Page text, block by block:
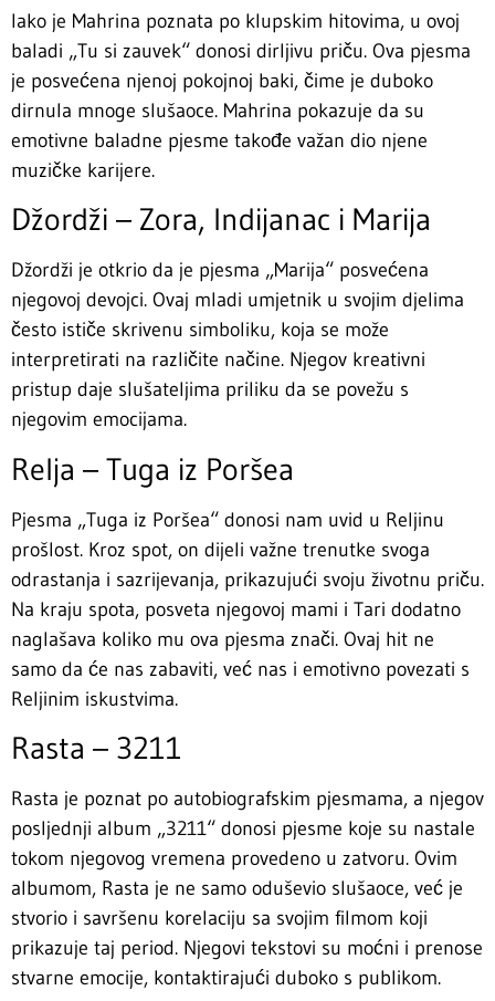
Iako je Mahrina poznata po klupskim hitovima, u ovoj
baladi „Tu si zauvek“ donosi dirljivu priču. Ova pjesma
je posvećena njenoj pokojnoj baki, čime je duboko
dirnula mnoge slušaoce. Mahrina pokazuje da su
emotivne baladne pjesme takođe važan dio njene
muzičke karijere.
Džordži – Zora, Indijanac i Marija
Džordži je otkrio da je pjesma „Marija“ posvećena
njegovoj devojci. Ovaj mladi umjetnik u svojim djelima
često ističe skrivenu simboliku, koja se može
interpretirati na različite načine. Njegov kreativni
pristup daje slušateljima priliku da se povežu s
njegovim emocijama.
Relja – Tuga iz Poršea
Pjesma „Tuga iz Poršea“ donosi nam uvid u Reljinu
prošlost. Kroz spot, on dijeli važne trenutke svoga
odrastanja i sazrijevanja, prikazujući svoju životnu priču.
Na kraju spota, posveta njegovoj mami i Tari dodatno
naglašava koliko mu ova pjesma znači. Ovaj hit ne
samo da će nas zabaviti, već nas i emotivno povezati s
Reljinim iskustvima.
Rasta – 3211
Rasta je poznat po autobiografskim pjesmama, a njegov
posljednji album „3211“ donosi pjesme koje su nastale
tokom njegovog vremena provedeno u zatvoru. Ovim
albumom, Rasta je ne samo oduševio slušaoce, već je
stvorio i savršenu korelaciju sa svojim filmom koji
prikazuje taj period. Njegovi tekstovi su moćni i prenose
stvarne emocije, kontaktirajući duboko s publikom.